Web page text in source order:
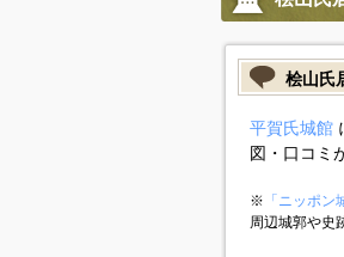
桧山氏
平賀氏城館
図・口コミ
※ 「ニッポン
周辺城郭や史